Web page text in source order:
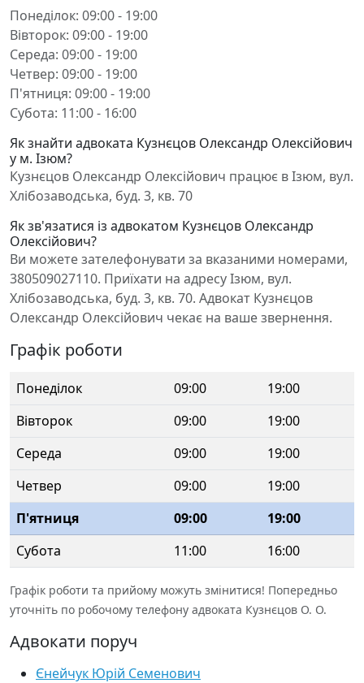
Понеділок: 09:00 - 19:00
Вівторок: 09:00 - 19:00
Середа: 09:00 - 19:00
Четвер: 09:00 - 19:00
П'ятниця: 09:00 - 19:00
Субота: 11:00 - 16:00
Як знайти адвоката Кузнєцов Олександр Олексійович
у м. Ізюм?
Кузнєцов Олександр Олексійович працює в Ізюм, вул.
Хлібозаводська, буд. 3, кв. 70
Як зв'язатися із адвокатом Кузнєцов Олександр
Олексійович?
Ви можете зателефонувати за вказаними номерами,
380509027110. Приїхати на адресу Ізюм, вул.
Хлібозаводська, буд. 3, кв. 70. Адвокат Кузнєцов
Олександр Олексійович чекає на ваше звернення.
Графік роботи
Понеділок 09:00
19:00
Вівторок
09:00
19:00
Середа
09:00
19:00
Четвер
09:00
19:00
П'ятниця
09:00
19:00
Субота
11:00 16:00
Графік роботи та прийому можуть змінитися! Попередньо
уточніть по робочому телефону адвоката Кузнєцов О. О.
Адвокати поруч
Єнейчук Юрій Семенович